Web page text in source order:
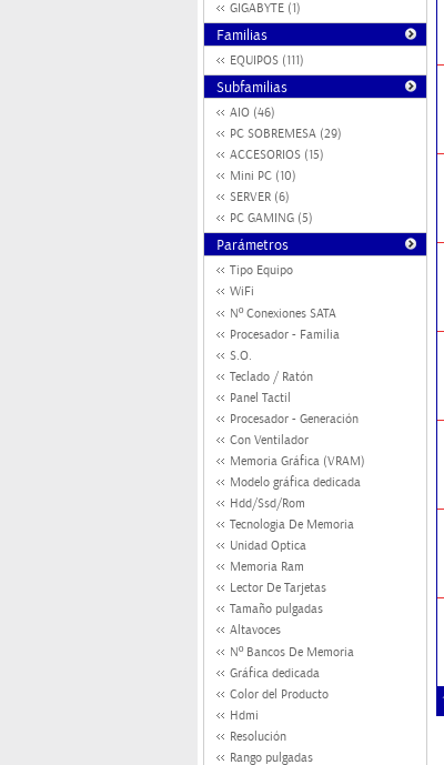
GIGABYTE (1)
Familias
EQUIPOS (111)
Subfamilias
AIO (46)
PC SOBREMESA (29)
ACCESORIOS (15)
Mini PC (10)
SERVER (6)
PC GAMING (5)
Parámetros
Tipo Equipo
WiFi
Nº Conexiones SATA
Procesador - Familia
S.O.
Teclado / Ratón
Panel Tactil
Procesador - Generación
Con Ventilador
Memoria Gráfica (VRAM)
Modelo gráfica dedicada
Hdd/Ssd/Rom
Tecnologia De Memoria
Unidad Optica
Memoria Ram
Lector De Tarjetas
Tamaño pulgadas
Altavoces
Nº Bancos De Memoria
Gráfica dedicada
Color del Producto
Hdmi
Resolución
Rango pulgadas